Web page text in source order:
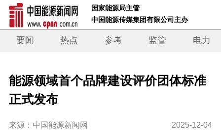
国家能源局主管
中国能源传媒集团有限公司主办
要闻 热点 参考 监管 电力
能源领域首个品牌建设评价团体标准
正式发布
来源：中国能源新闻网 2025-12-04